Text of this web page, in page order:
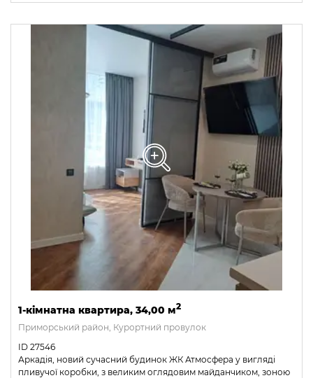
1-кімнатна квартира, 34,00 м2
Приморський район, Курортний провулок
ID 27546
Аркадія, новий сучасний будинок ЖК Атмосфера у вигляді
пливучої коробки, з великим оглядовим майданчиком, зоною